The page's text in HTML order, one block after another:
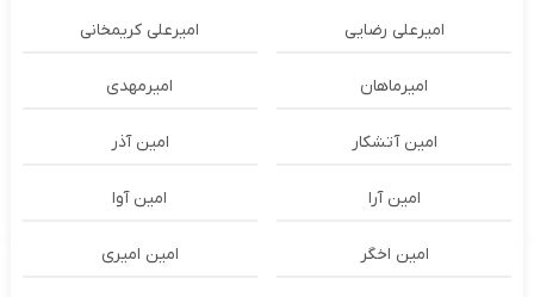
امیرعلی رضایی امیرعلی کریمخانی
امیرماهان امیرمهدی
امین آتشکار امین آذر
امین آرا امین آوا
امین اخگر امین امیری